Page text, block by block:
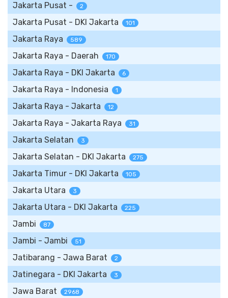
Jakarta Pusat - 2
Jakarta Pusat - DKI Jakarta 101
Jakarta Raya 589
Jakarta Raya - Daerah 170
Jakarta Raya - DKI Jakarta 6
Jakarta Raya - Indonesia 1
Jakarta Raya - Jakarta 12
Jakarta Raya - Jakarta Raya 31
Jakarta Selatan 3
Jakarta Selatan - DKI Jakarta 275
Jakarta Timur - DKI Jakarta 105
Jakarta Utara 3
Jakarta Utara - DKI Jakarta 225
Jambi 87
Jambi - Jambi 51
Jatibarang - Jawa Barat 2
Jatinegara - DKI Jakarta 3
Jawa Barat 2968